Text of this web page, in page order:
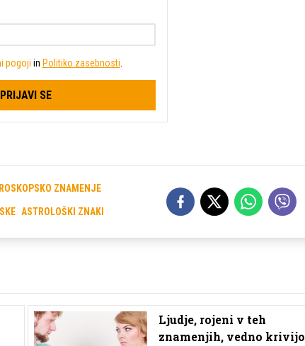
pogoji in Politiko zasebnosti
PRIJAVI SE
ZNAMENJE
ASTROLOŠKI ZNAKI
Ljudje, rojeni v teh
znamenjih, vedno krivijo